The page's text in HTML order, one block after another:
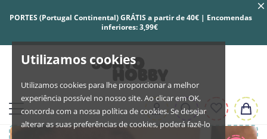
Utilizamos cookies
Utilizamos cookies para lhe proporcionar a melhor
experiência possível no nosso site. Ao clicar em OK,
concorda com a nossa política de cookies. Se desejar
alterar as suas preferências de cookies, poderá fazê-lo
PORTES (Portugal Continental) GRÁTIS a partir de 40€ | Encomendas
inferiores: 3,99€